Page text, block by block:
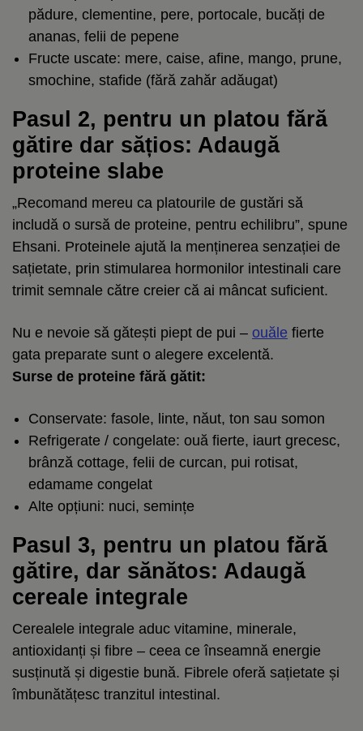
pădure, clementine, pere, portocale, bucăți de
ananas, felii de pepene
Fructe uscate: mere, caise, afine, mango, prune,
smochine, stafide (fără zahăr adăugat)
Pasul 2, pentru un platou fără
gătire dar sățios: Adaugă
proteine slabe
„Recomand mereu ca platourile de gustări să
includă o sursă de proteine, pentru echilibru”, spune
Ehsani. Proteinele ajută la menținerea senzației de
sațietate, prin stimularea hormonilor intestinali care
trimit semnale către creier că ai mâncat suficient.
Nu e nevoie să gătești piept de pui – ouăle fierte
gata preparate sunt o alegere excelentă.
Surse de proteine fără gătit:
Conservate: fasole, linte, năut, ton sau somon
Refrigerate / congelate: ouă fierte, iaurt grecesc,
brânză cottage, felii de curcan, pui rotisat,
edamame congelat
Alte opțiuni: nuci, semințe
Pasul 3, pentru un platou fără
gătire, dar sănătos: Adaugă
cereale integrale
Cerealele integrale aduc vitamine, minerale,
antioxidanți și fibre – ceea ce înseamnă energie
susținută și digestie bună. Fibrele oferă sațietate și
îmbunătățesc tranzitul intestinal.